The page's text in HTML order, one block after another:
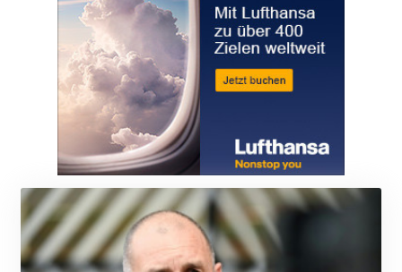
KHR
4681.941823
KMF 492.514185
KRW
1627.677557
KWD 0.356853
KYD 0.960588
KZT 540.233287
26025.676609
LBP
103223.017367
LKR 386.635196
LRD 208.057415